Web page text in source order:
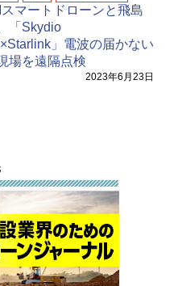
マートドローンと飛島
「Skydio
」電波の届かない
場を遠隔点検
2023年6月23日